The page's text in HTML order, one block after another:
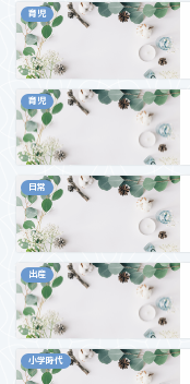
育児
育児
日常
出産
小学時代